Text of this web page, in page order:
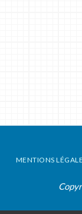
MENTIONS